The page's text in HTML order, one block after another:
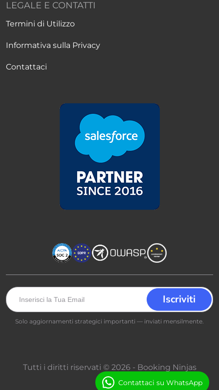
LEGALE E CONTATTI
Termini di Utilizzo
Informativa sulla Privacy
Contattaci
Solo aggiornamenti strategici importanti — inviati mensilmente.
Tutti i diritti riservati © 2026 - Booking Ninjas
Contattaci su WhatsApp